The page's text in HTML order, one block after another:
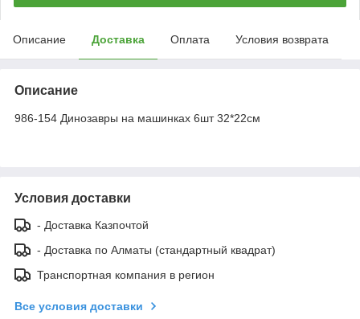
Описание Доставка Оплата Условия возврата
Описание
986-154 Динозавры на машинках 6шт 32*22см
Условия доставки
- Доставка Казпочтой
- Доставка по Алматы (стандартный квадрат)
Транспортная компания в регион
Все условия доставки